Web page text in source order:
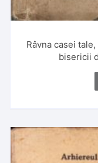
Râvna casei
bisericii